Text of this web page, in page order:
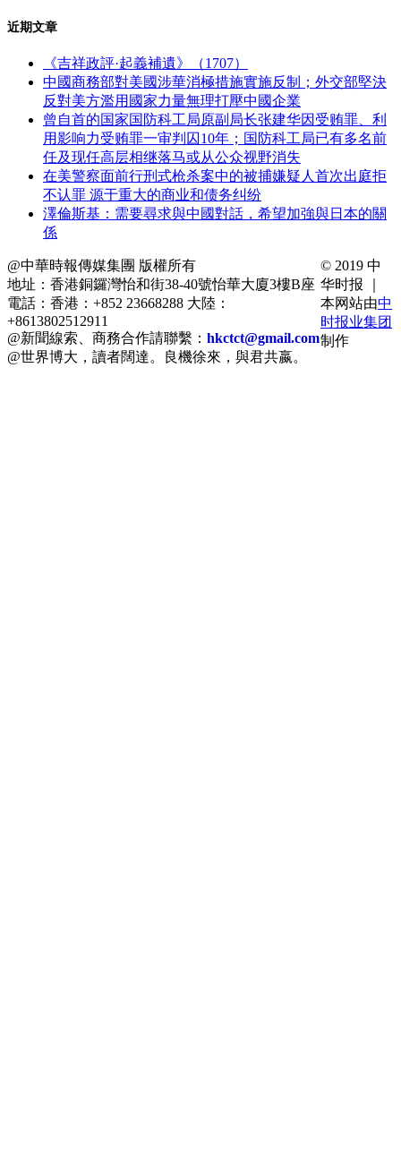
近期文章
《吉祥政評·起義補遺》（1707）
中國商務部對美國涉華消極措施實施反制；外交部堅決
反對美方濫用國家力量無理打壓中國企業
曾自首的国家国防科工局原副局长张建华因受贿罪、利
用影响力受贿罪一审判囚10年；国防科工局已有多名前
任及现任高层相继落马或从公众视野消失
在美警察面前行刑式枪杀案中的被捕嫌疑人首次出庭拒
不认罪 源于重大的商业和债务纠纷
澤倫斯基：需要尋求與中國對話，希望加強與日本的關
係
@中華時報傳媒集團 版權所有
地址：香港銅鑼灣怡和街38-40號怡華大廈3樓B座
電話：香港：+852 23668288 大陸：
+8613802512911
@新聞線索、商務合作請聯繫： hkctct@gmail.com
@世界博大，讀者闊達。良機徐來，與君共嬴。
© 2019 中
华时报 ｜
本网站由中
时报业集团
制作